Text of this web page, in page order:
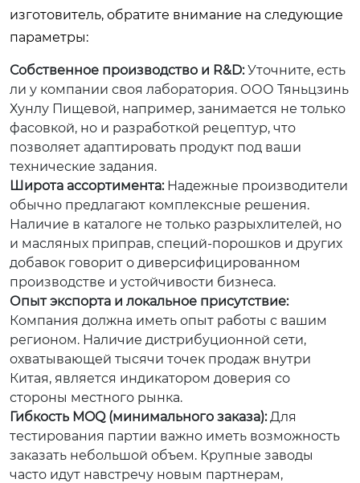
изготовитель, обратите внимание на следующие
параметры:
Собственное производство и R&D:Уточните, есть
ли у компании своя лаборатория. ООО Тяньцзинь
Хунлу Пищевой, например, занимается не только
фасовкой, но и разработкой рецептур, что
позволяет адаптировать продукт под ваши
технические задания.
Широта ассортимента:Надежные производители
обычно предлагают комплексные решения.
Наличие в каталоге не только разрыхлителей, но
и масляных приправ, специй-порошков и других
добавок говорит о диверсифицированном
производстве и устойчивости бизнеса.
Опыт экспорта и локальное присутствие:
Компания должна иметь опыт работы с вашим
регионом. Наличие дистрибуционной сети,
охватывающей тысячи точек продаж внутри
Китая, является индикатором доверия со
стороны местного рынка.
Гибкость MOQ (минимального заказа):Для
тестирования партии важно иметь возможность
заказать небольшой объем. Крупные заводы
часто идут навстречу новым партнерам,